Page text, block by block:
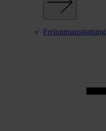
Freiraumausstattung